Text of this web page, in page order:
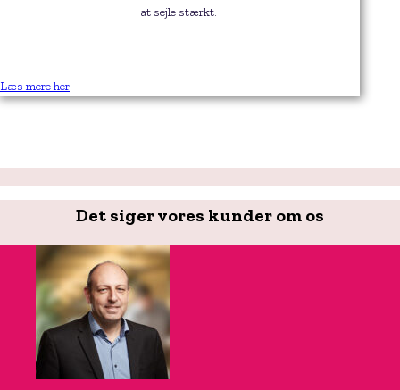
at sejle stærkt.
Læs mere her
Det siger vores kunder om os